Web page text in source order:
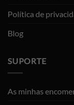
Política de
Blog
SUPORTE
As minhas